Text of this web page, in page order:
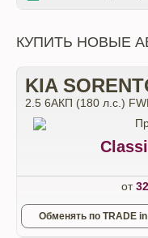
КУПИТЬ НОВЫЕ
KIA
2.5 6АКП (180 л.с.)
от
Обменять по TRADE in